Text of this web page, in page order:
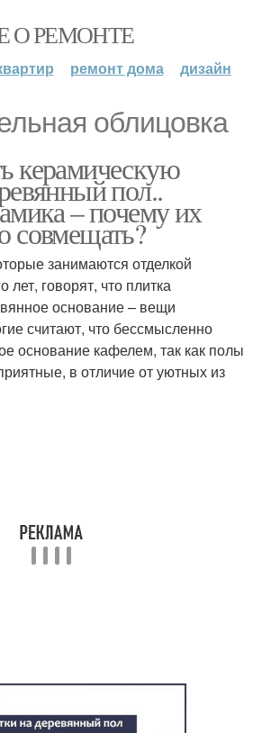
О РЕМОНТЕ
ремонт дома дизайн
облицовка
керамическую
пол..
– почему их
совмещать?
занимаются отделкой
говорят, что плитка
основание – вещи
считают, что бессмысленно
основание кафелем, так как полы
в отличие от уютных из